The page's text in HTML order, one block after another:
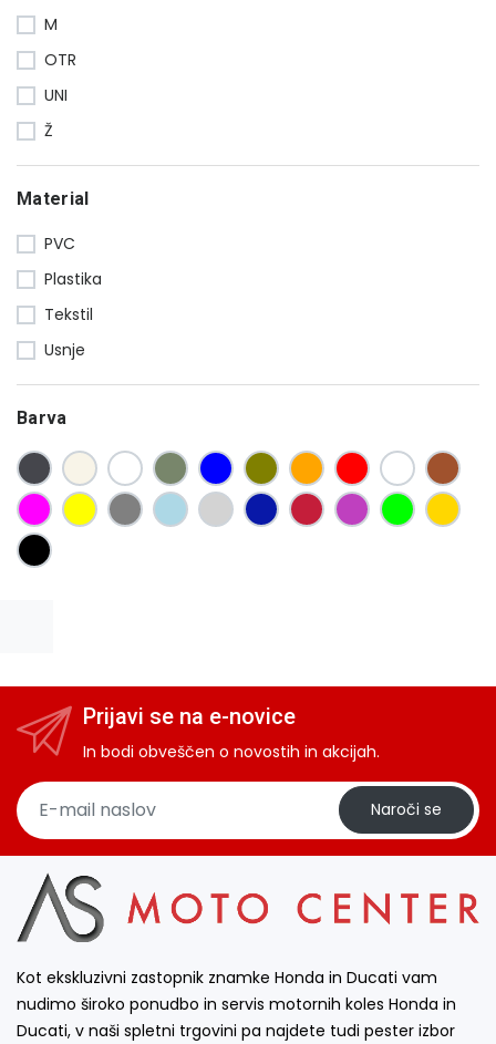
M
OTR
UNI
Ž
Material
PVC
Plastika
Tekstil
Usnje
Barva
Prijavi se na e-novice
In bodi obveščen o novostih in akcijah.
Naroči se
Kot ekskluzivni zastopnik znamke Honda in Ducati vam
nudimo široko ponudbo in servis motornih koles Honda in
Ducati, v naši spletni trgovini pa najdete tudi pester izbor